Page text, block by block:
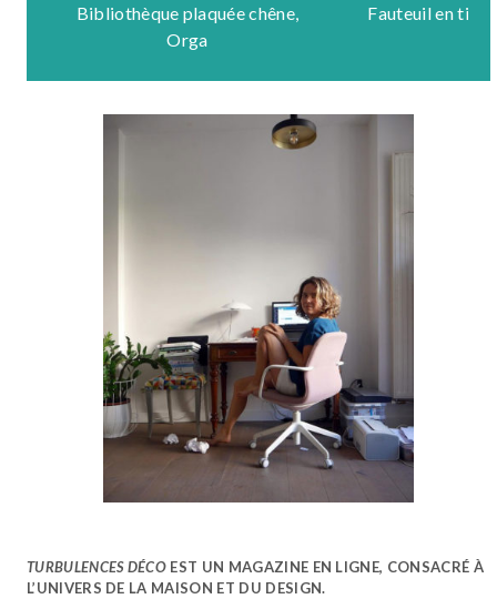
Bibliothèque plaquée chêne,
Orga
Fauteuil en
TURBULENCES DÉCO EST UN MAGAZINE EN LIGNE, CONSACRÉ À
L’UNIVERS DE LA MAISON ET DU DESIGN.